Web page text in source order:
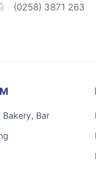
(0258) 3871 263
Bakery, Bar